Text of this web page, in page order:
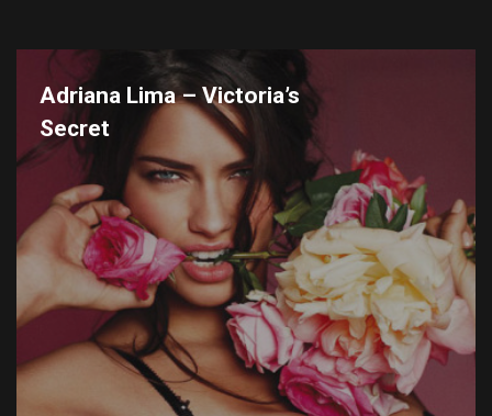
Adriana Lima – Victoria’s
Secret